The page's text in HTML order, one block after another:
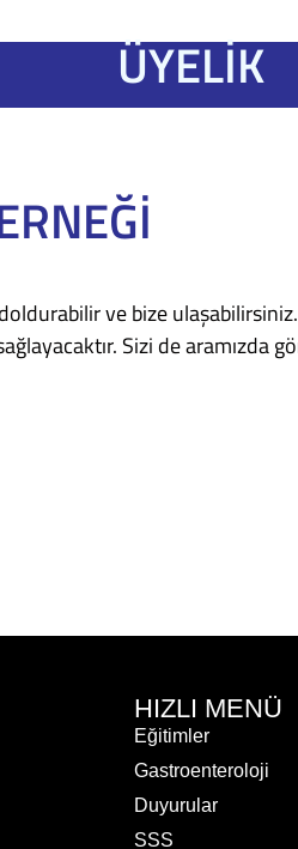
ÜYELİK
ve bize
Sizi de aramızda
HIZLI MENÜ
Eğitimler
Gastroenteroloji
Duyurular
SSS